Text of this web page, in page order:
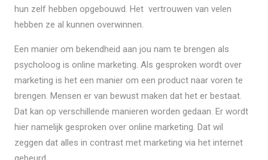
hun zelf hebben opgebouwd. Het vertrouwen van velen
hebben ze al kunnen overwinnen.
Een manier om bekendheid aan jou nam te brengen als
psycholoog is online marketing. Als gesproken wordt over
marketing is het een manier om een product naar voren te
brengen. Mensen er van bewust maken dat het er bestaat.
Dat kan op verschillende manieren worden gedaan. Er wordt
hier namelijk gesproken over online marketing. Dat wil
zeggen dat alles in contrast met marketing via het internet